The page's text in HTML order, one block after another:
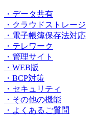
・データ共有
・クラウドストレージ
・電子帳簿保存法対応
・テレワーク
・管理サイト
・WEB版
・BCP対策
・セキュリティ
・その他の機能
・よくあるご質問